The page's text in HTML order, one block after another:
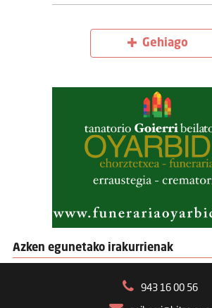
Gehiago
Azken egunetako irakurrienak
943 16 00 56